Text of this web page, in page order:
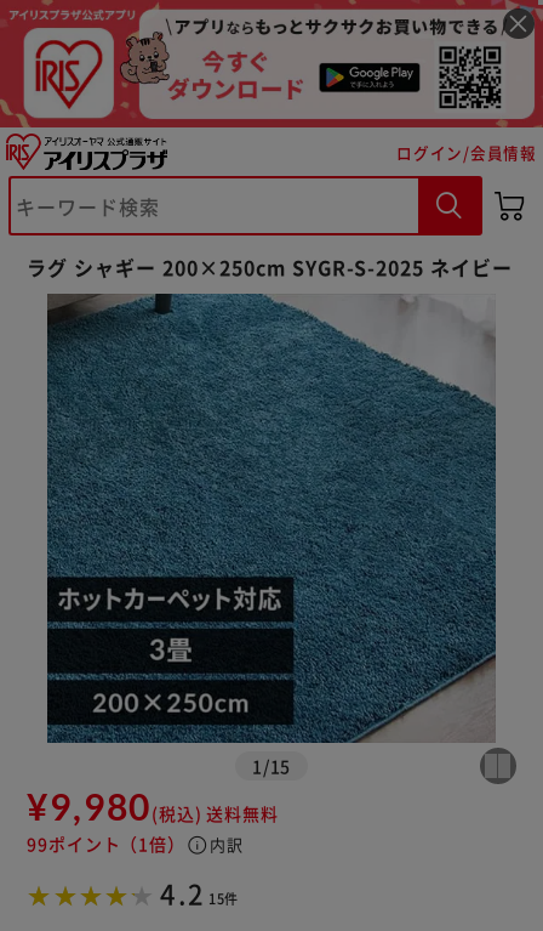
ログイン/会員情報
ラグ シャギー 200×250cm SYGR-S-2025 ネイビー
1 /15
¥9,980(税込) 送料無料
99ポイント （1倍） info 内訳
4.2 15件
※ご確認ください
カートに入れる 購入手続きへ